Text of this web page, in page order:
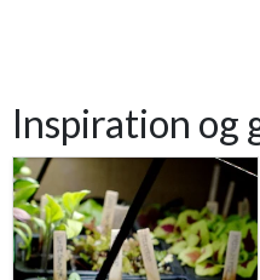
Inspiration og